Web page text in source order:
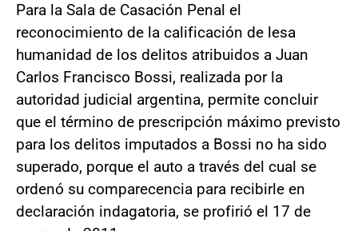
Para la Sala de Casación Penal el
reconocimiento de la calificación de lesa
humanidad de los delitos atribuidos a Juan
Carlos Francisco Bossi, realizada por la
autoridad judicial argentina, permite concluir
que el término de prescripción máximo previsto
para los delitos imputados a Bossi no ha sido
superado, porque el auto a través del cual se
ordenó su comparecencia para recibirle en
declaración indagatoria, se profirió el 17 de